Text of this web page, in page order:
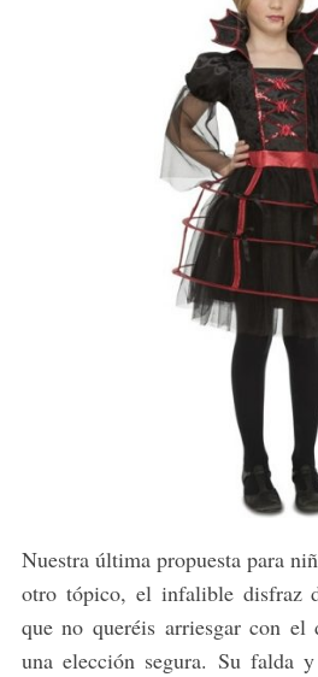
Nuestra última propuesta para
otro tópico, el infalible disfraz
que no queréis arriesgar con el
una elección segura. Su falda